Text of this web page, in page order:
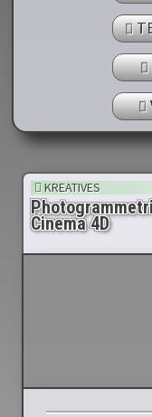
KREATIVES
Cinema 4D